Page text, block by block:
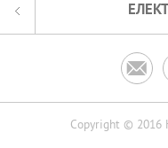

Copyright © 2016